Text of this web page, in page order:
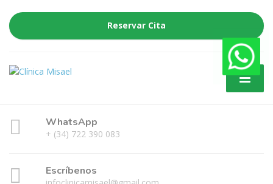
Reservar Cita
WhatsApp
+ (34) 722 390 083
Escríbenos